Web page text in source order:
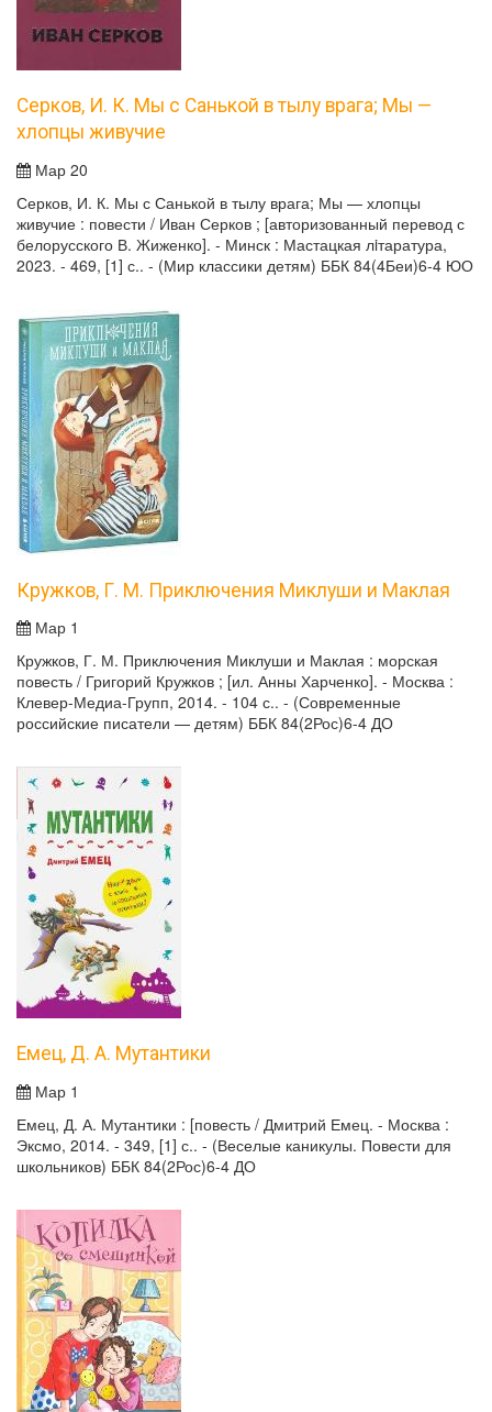
Серков, И. К. Мы с Санькой в тылу врага; Мы —
хлопцы живучие
Мар 20
Серков, И. К. Мы с Санькой в тылу врага; Мы — хлопцы
живучие : повести / Иван Серков ; [авторизованный перевод с
белорусского В. Жиженко]. - Минск : Мастацкая лiтаратура,
2023. - 469, [1] с.. - (Мир классики детям) ББК 84(4Беи)6-4 ЮО
Кружков, Г. М. Приключения Миклуши и Маклая
Мар 1
Кружков, Г. М. Приключения Миклуши и Маклая : морская
повесть / Григорий Кружков ; [ил. Анны Харченко]. - Москва :
Клевер-Медиа-Групп, 2014. - 104 с.. - (Современные
российские писатели — детям) ББК 84(2Рос)6-4 ДО
Емец, Д. А. Мутантики
Мар 1
Емец, Д. А. Мутантики : [повесть / Дмитрий Емец. - Москва :
Эксмо, 2014. - 349, [1] с.. - (Веселые каникулы. Повести для
школьников) ББК 84(2Рос)6-4 ДО